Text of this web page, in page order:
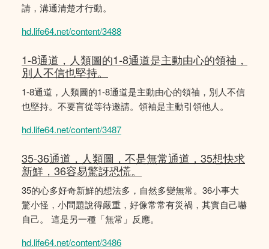
請，溝通清楚才行動。
hd.life64.net/content/3488
1-8通道，人類圖的1-8通道是主動由心的領䄂，
別人不信也堅持。
1-8通道，人類圖的1-8通道是主動由心的領䄂，別人不信
也堅持。不要盲從等待邀請。領袖是主動引領他人。
hd.life64.net/content/3487
35-36通道，人類圖，不是無常通道，35想快求
新鮮，36容易驚訝恐慌。
35的心多好奇新鮮的想法多，自然多變無常。36小事大
驚小怪，小問題說得嚴重，好像常常有災禍，其實自己嚇
自己。 這是另一種「無常」反應。
hd.life64.net/content/3486